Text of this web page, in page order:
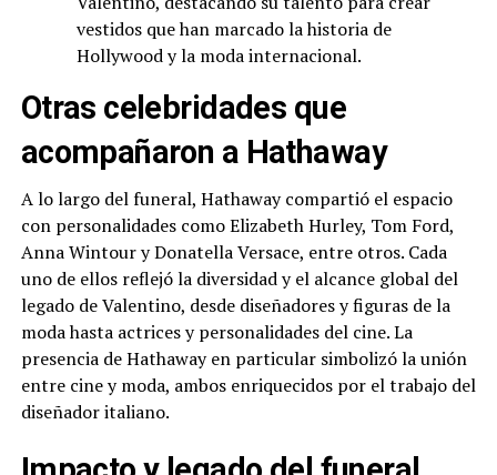
vestidos que han marcado la historia de
Hollywood y la moda internacional.
Otras celebridades que
acompañaron a Hathaway
A lo largo del funeral, Hathaway compartió el espacio
con personalidades como Elizabeth Hurley, Tom Ford,
Anna Wintour y Donatella Versace, entre otros. Cada
uno de ellos reflejó la diversidad y el alcance global del
legado de Valentino, desde diseñadores y figuras de la
moda hasta actrices y personalidades del cine. La
presencia de Hathaway en particular simbolizó la unión
entre cine y moda, ambos enriquecidos por el trabajo del
diseñador italiano.